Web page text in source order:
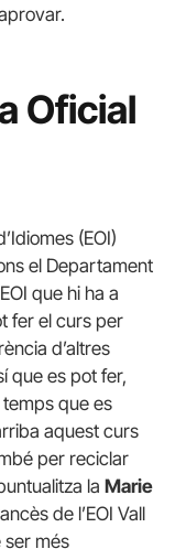
Oficial
(EOI)
el Departament
que hi ha a
fer el curs per
d’altres
que es pot fer,
temps que es
aquest curs
per reciclar
la Marie
de l’EOI Vall
ser més